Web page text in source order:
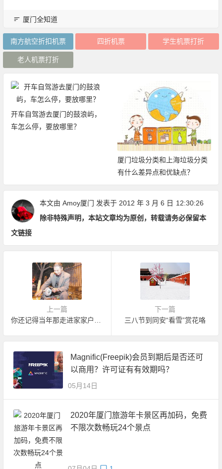
厦门全知道
南方航空折扣机票 四折机票 学生机票打折
老人机票打折
开车自驾游去厦门的鼓浪屿，
车怎么停，要放哪里？
厦门垃圾分类和上海垃圾分类
有什么差异点和优缺点？
本文由 Amoy厦门 发表于 2012 年 3 月 6 日 12:30:26
除非特殊声明，本站文章均为原创，转载请务必保留本
文链接
上一篇
下一篇
三八节到同安“看雪”赏花咯
Magnific(Freepik)会员到期后是否还可
以商用？许可证有有效期吗？
05月14日
2020年厦门旅游年卡景区再加码，免费
不限次数畅玩24个景点